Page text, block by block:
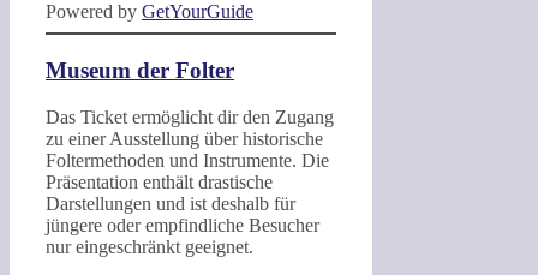
Powered by GetYourGuide
Museum der Folter
Das Ticket ermöglicht dir den Zugang
zu einer Ausstellung über historische
Foltermethoden und Instrumente. Die
Präsentation enthält drastische
Darstellungen und ist deshalb für
jüngere oder empfindliche Besucher
nur eingeschränkt geeignet.